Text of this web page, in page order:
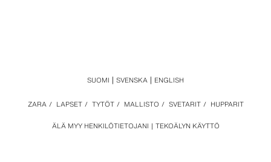
ÄLÄ MYY HENKILÖTIETOJANI TEKOÄLYN KÄYTTÖ
ZARA / LAPSET / TYTÖT / MALLISTO / SVETARIT / HUPPARIT
SUOMI SVENSKA ENGLISH